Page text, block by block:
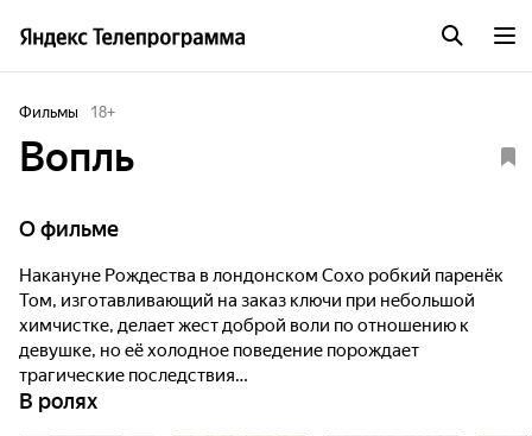
Фильмы 18+
Вопль
О фильме
Накануне Рождества в лондонском Сохо робкий паренёк
Том, изготавливающий на заказ ключи при небольшой
химчистке, делает жест доброй воли по отношению к
девушке, но её холодное поведение порождает
трагические последствия…
В ролях